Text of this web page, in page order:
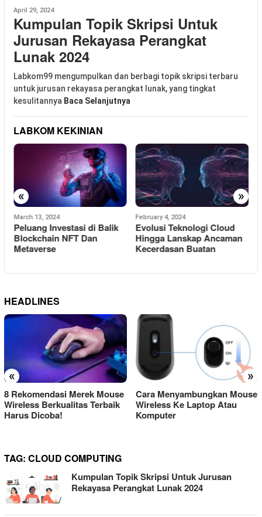
April 29, 2024
Kumpulan Topik Skripsi Untuk
Jurusan Rekayasa Perangkat
Lunak 2024
Labkom99 mengumpulkan dan berbagi topik skripsi terbaru
untuk jurusan rekayasa perangkat lunak, yang tingkat
kesulitannya Baca Selanjutnya
LABKOM KEKINIAN
« »
March 13, 2024
Peluang Investasi di Balik
Blockchain NFT Dan
Metaverse
February 4, 2024
Evolusi Teknologi Cloud
Hingga Lanskap Ancaman
Kecerdasan Buatan
HEADLINES
« »
8 Rekomendasi Merek Mouse
Wireless Berkualitas Terbaik
Harus Dicoba!
Cara Menyambungkan Mouse
Wireless Ke Laptop Atau
Komputer
TAG: CLOUD COMPUTING
Kumpulan Topik Skripsi Untuk Jurusan
Rekayasa Perangkat Lunak 2024